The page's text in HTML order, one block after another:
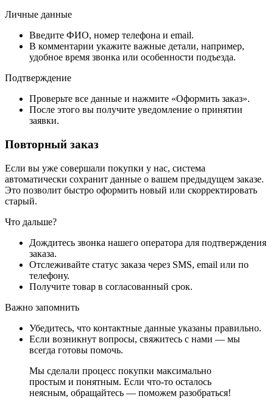
Личные данные
Введите ФИО, номер телефона и email.
В комментарии укажите важные детали, например,
удобное время звонка или особенности подъезда.
Подтверждение
Проверьте все данные и нажмите «Оформить заказ».
После этого вы получите уведомление о принятии
заявки.
Повторный заказ
Если вы уже совершали покупки у нас, система
автоматически сохранит данные о вашем предыдущем заказе.
Это позволит быстро оформить новый или скорректировать
старый.
Что дальше?
Дождитесь звонка нашего оператора для подтверждения
заказа.
Отслеживайте статус заказа через SMS, email или по
телефону.
Получите товар в согласованный срок.
Важно запомнить
Убедитесь, что контактные данные указаны правильно.
Если возникнут вопросы, свяжитесь с нами — мы
всегда готовы помочь.
Мы сделали процесс покупки максимально
простым и понятным. Если что-то осталось
неясным, обращайтесь — поможем разобраться!